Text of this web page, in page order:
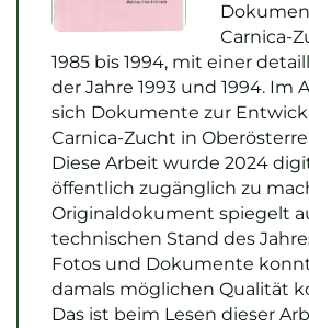
Carnica-
1985 bis 1994, mit einer
der Jahre 1993 und 1994. Im
sich Dokumente zur
Carnica-Zucht in
Diese Arbeit wurde 2024
öffentlich zugänglich zu
Originaldokument spiegelt
technischen Stand des
Fotos und Dokumente
damals möglichen Qualität
Das ist beim Lesen dieser